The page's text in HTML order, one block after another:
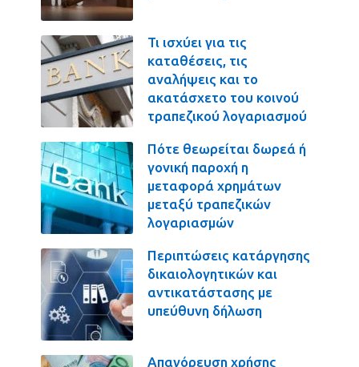
Τι ισχύει για τις
καταθέσεις, τις
αναλήψεις και το
ακατάσχετο του κοινού
τραπεζικού λογαριασμού
Πότε θεωρείται δωρεά ή
γονική παροχή η
μεταφορά χρημάτων
μεταξύ τραπεζικών
λογαριασμών
Περιπτώσεις κατάργησης
δικαιολογητικών και
αντικατάστασης με
υπεύθυνη δήλωση
Απαγόρευση χρήσης